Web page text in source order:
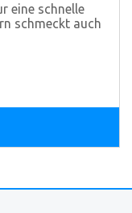
eine schnelle
schmeckt auch